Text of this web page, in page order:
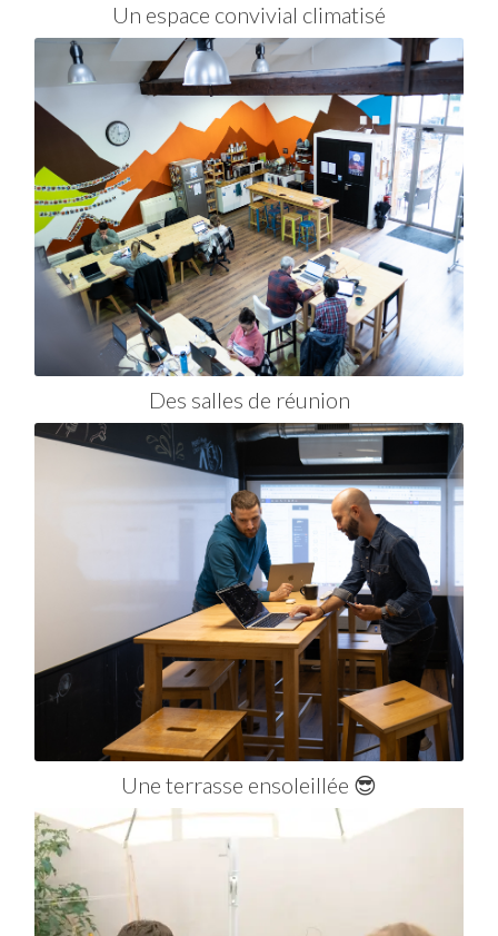
Un espace convivial climatisé
Des salles de réunion
Une terrasse ensoleillée 😎